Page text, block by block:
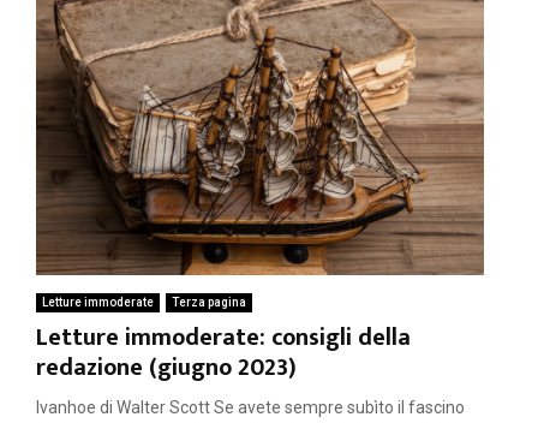
Letture immoderate Terza pagina
Letture immoderate: consigli della
redazione (giugno 2023)
Ivanhoe di Walter Scott Se avete sempre subìto il fascino